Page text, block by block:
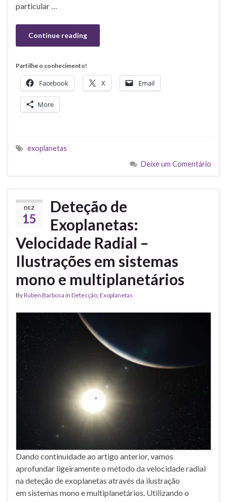
particular …
Continue reading
Partilhe o conhecimento!
Facebook X Email
More
exoplanetas
Deixe um Comentário
DEZ
15
Deteção de
Exoplanetas:
Velocidade Radial –
Ilustrações em sistemas
mono e multiplanetários
ByRuben Barbosa in Detecção Exoplanetas
Dando continuidade ao artigo anterior, vamos
aprofundar ligeiramente o método da velocidade radial
na deteção de exoplanetas através da ilustração
em sistemas mono e multiplanetários. Utilizando o